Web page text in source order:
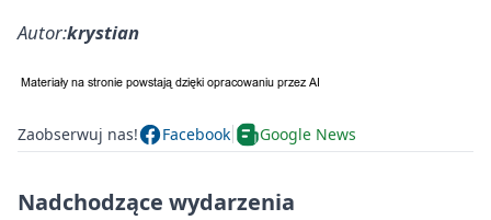
Autor:krystian
Zaobserwuj nas! Facebook Google News
Nadchodzące wydarzenia